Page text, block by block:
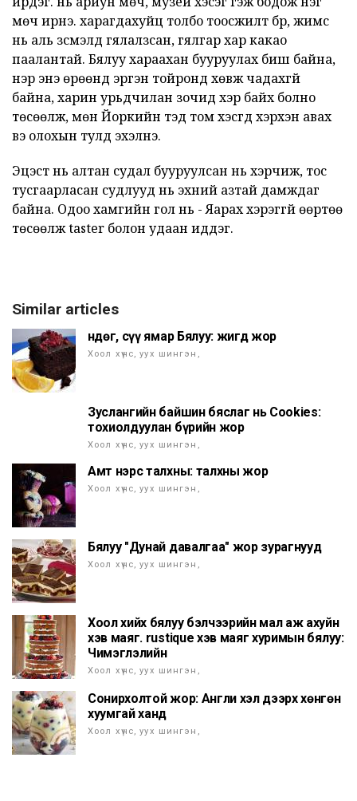
мөч ирнэ. харагдахуйц толбо тоосжилт бүр, жимс
нь аль зүсмэлүүд гялалзсан, гялгар хар какао
паалантай. Бялуу хараахан бууруулах биш байна,
үнэр энэ өрөөнд эргэн тойронд хөвж чадахгүй
байна, харин урьдчилан зочид хэр байх болно
төсөөлж, мөн Йоркийн тэд том хэсгүүд хэрхэн авах
вэ олохын тулд эхэлнэ.
Эцэст нь алтан судал бууруулсан нь хэрчиж, тос
тусгаарласан судлууд нь эхний азтай дамждаг
байна. Одоо хамгийн гол нь - Яарах хэрэггүй өөртөө
төсөөлж taster болон удаан иддэг.
Similar articles
Өндөг, сүү ямар Бялуу: жигд жор
Хоол хүнс, уух шингэн,
Зуслангийн байшин бяслаг нь Cookies:
тохиолдуулан бүрийн жор
Хоол хүнс, уух шингэн,
Амт нэрс талхны: талхны жор
Хоол хүнс, уух шингэн,
Бялуу "Дунай давалгаа" жор зурагнууд
Хоол хүнс, уух шингэн,
Хоол хийх бялуу бэлчээрийн мал аж ахуйн
хэв маяг. rustique хэв маяг хуримын бялуу:
Чимэглэлийн
Хоол хүнс, уух шингэн,
Сонирхолтой жор: Англи хэл дээрх хөнгөн
хуумгай ханд
Хоол хүнс, уух шингэн,